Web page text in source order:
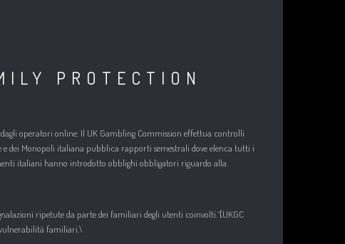
PROTECTION
operatori online.​ Il UK Gambling Commission effettua controlli
dei Monopoli italiana pubblica rapporti semestrali dove elenca tutti i
italiani hanno introdotto obblighi obbligatori riguardo alla
ripetute da parte dei familiari degli utenti coinvolti.^[UKGC
vulnerabilità familiari.\